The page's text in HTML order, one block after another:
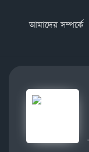
আমাদের সম্পর্কে